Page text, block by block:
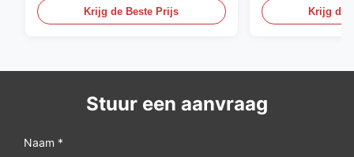
Krijg de Beste Prijs Krijg de
Stuur een aanvraag
Naam *